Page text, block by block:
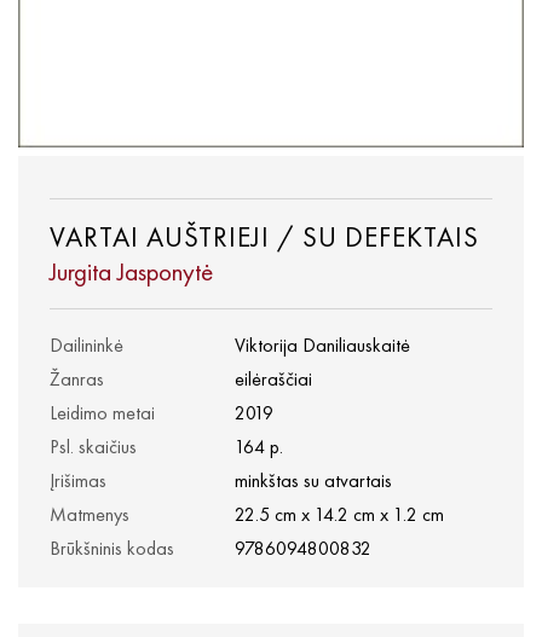
VARTAI AUŠTRIEJI / SU DEFEKTAIS
Jurgita Jasponytė
Dailininkė
Viktorija Daniliauskaitė
Žanras
eilėraščiai
Leidimo metai
2019
Psl. skaičius
164 p.
Įrišimas
minkštas su atvartais
Matmenys
22.5 cm x 14.2 cm x 1.2 cm
Brūkšninis kodas
9786094800832